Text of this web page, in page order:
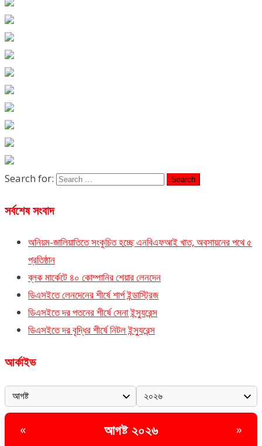
Search for:
সর্বশেষ সংবাদ
অনিয়ম-জালিয়াতিতে সংকুচিত হচ্ছে এনবিএফআই খাত, অবসায়নের পথে ৫
প্রতিষ্ঠান
ব্লক মার্কেটে ৪০ কোম্পানির শেয়ার লেনদেন
ডিএসইতে লেনদেনের শীর্ষে শার্প ইন্ডাস্ট্রিজ
ডিএসইতে দর পতনের শীর্ষে সেনা ইন্স্যুরেন্স
ডিএসইতে দর বৃদ্ধির শীর্ষে নিটল ইন্স্যুরেন্স
আর্কাইভ
« আগষ্ট ২০২৬ »